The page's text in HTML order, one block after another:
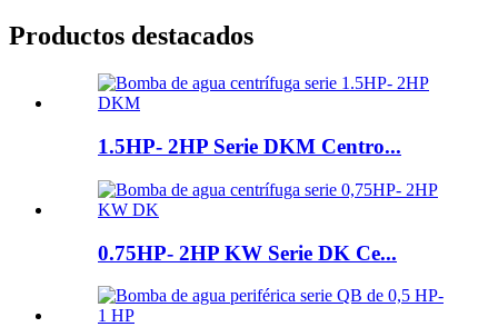
Productos destacados
1.5HP- 2HP Serie DKM Centro...
0.75HP- 2HP KW Serie DK Ce...